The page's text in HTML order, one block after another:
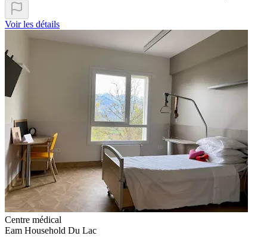
Voir les détails
Centre médical
Eam Household Du Lac